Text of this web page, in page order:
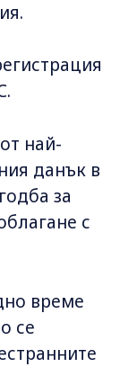
най-
данък в
за
с
време
се